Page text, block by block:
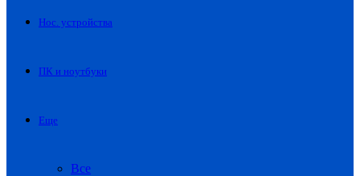
Нос. устройства
ПК и ноутбуки
Еще
Все